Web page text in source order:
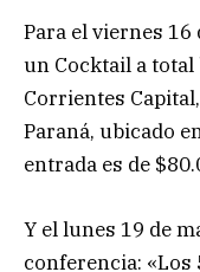
Para el viernes 16
un Cocktail a
Corrientes
Paraná, ubicado
entrada es de
Y el lunes 19 de
conferencia: «Los